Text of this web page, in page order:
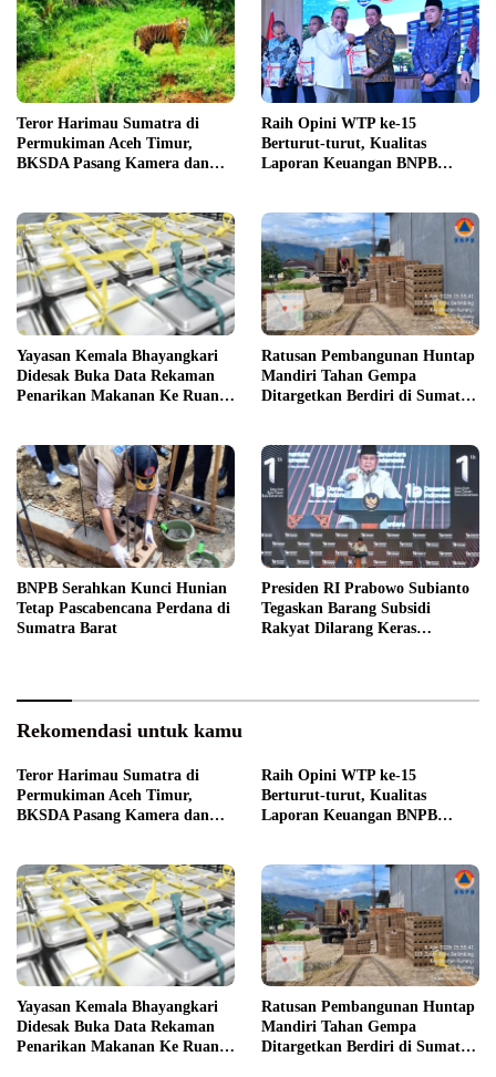
Teror Harimau Sumatra di
Permukiman Aceh Timur,
BKSDA Pasang Kamera dan
Raih Opini WTP ke-15
Berturut-turut, Kualitas
Laporan Keuangan BNPB
Yayasan Kemala Bhayangkari
Didesak Buka Data Rekaman
Penarikan Makanan Ke Ruang
Ratusan Pembangunan Huntap
Mandiri Tahan Gempa
Ditargetkan Berdiri di Sumatra
BNPB Serahkan Kunci Hunian
Tetap Pascabencana Perdana di
Sumatra Barat
Presiden RI Prabowo Subianto
Tegaskan Barang Subsidi
Rakyat Dilarang Keras
Rekomendasi untuk kamu
Teror Harimau Sumatra di
Permukiman Aceh Timur,
BKSDA Pasang Kamera dan
Raih Opini WTP ke-15
Berturut-turut, Kualitas
Laporan Keuangan BNPB
Yayasan Kemala Bhayangkari
Didesak Buka Data Rekaman
Penarikan Makanan Ke Ruang
Ratusan Pembangunan Huntap
Mandiri Tahan Gempa
Ditargetkan Berdiri di Sumatra